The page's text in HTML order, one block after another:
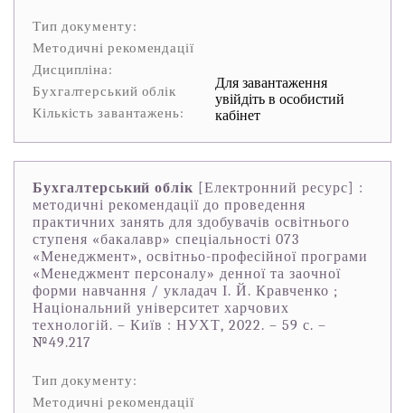
Тип документу:
Методичні рекомендації
Дисципліна:
Бухгалтерський облік
Кількість завантажень:
Для завантаження
увійдіть в особистий
кабінет
Бухгалтерський облік [Електронний ресурс] :
методичні рекомендації до проведення
практичних занять для здобувачів освітнього
ступеня «бакалавр» спеціальності 073
«Менеджмент», освітньо-професійної програми
«Менеджмент персоналу» денної та заочної
форми навчання / укладач І. Й. Кравченко ;
Національний університет харчових
технологій. – Київ : НУХТ, 2022. – 59 с. –
№49.217
Тип документу:
Методичні рекомендації